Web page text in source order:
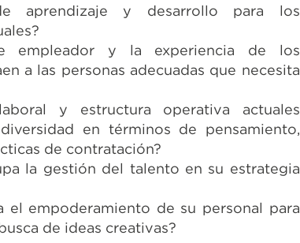
aprendizaje y desarrollo para los
empleador y la experiencia de los
a las personas adecuadas que necesita
y estructura operativa actuales
en términos de pensamiento,
de contratación?
la gestión del talento en su estrategia
el empoderamiento de su personal para
de ideas creativas?